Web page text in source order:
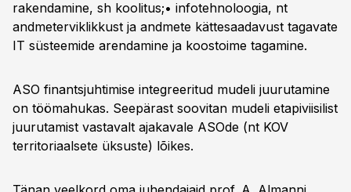
rakendamine, sh koolitus;• infotehnoloogia, nt
andmeterviklikkust ja andmete kättesaadavust tagavate
IT süsteemide arendamine ja koostoime tagamine.
ASO finantsjuhtimise integreeritud mudeli juurutamine
on töömahukas. Seepärast soovitan mudeli etapiviisilist
juurutamist vastavalt ajakavale ASOde (nt KOV
territoriaalsete üksuste) lõikes.